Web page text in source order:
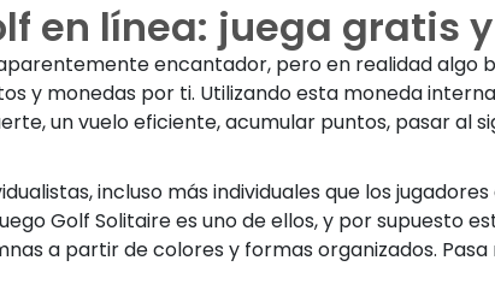
en línea: juega gratis
encantador, pero en realidad algo
y monedas por ti. Utilizando esta moneda
un vuelo eficiente, acumular puntos, pasar al
incluso más individuales que los
Golf Solitaire es uno de ellos, y por
a partir de colores y formas organizados.